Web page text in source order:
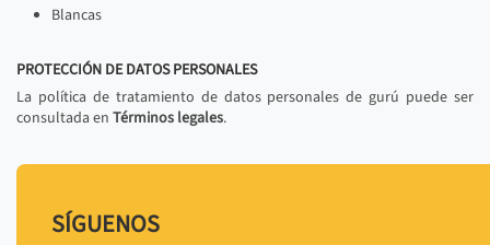
Blancas
PROTECCIÓN DE DATOS PERSONALES
La política de tratamiento de datos personales de gurú puede ser
consultada en Términos legales.
SÍGUENOS